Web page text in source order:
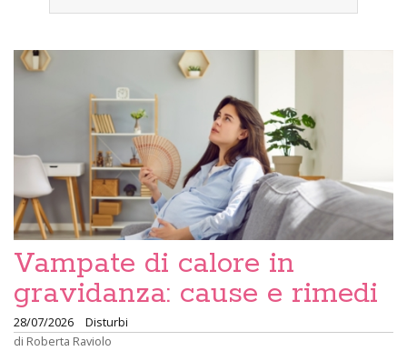
Vampate di calore in
gravidanza: cause e rimedi
28/07/2026
Disturbi
di Roberta Raviolo